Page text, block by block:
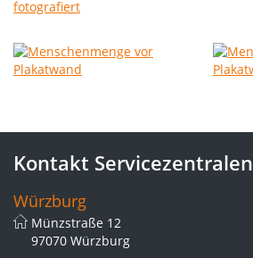
Kontakt Servicezentralen
Würzburg
Münzstraße 12
97070 Würzburg